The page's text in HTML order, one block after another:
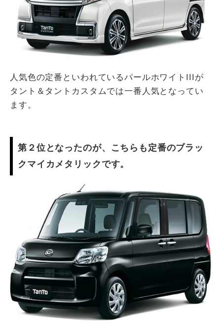
人気色の定番といわれているパールホワイトIIIが
タント＆タントカスタムでは一番人気となってい
ます。
第２位となったのが、こちらも定番のブラッ
クマイカメタリックです。